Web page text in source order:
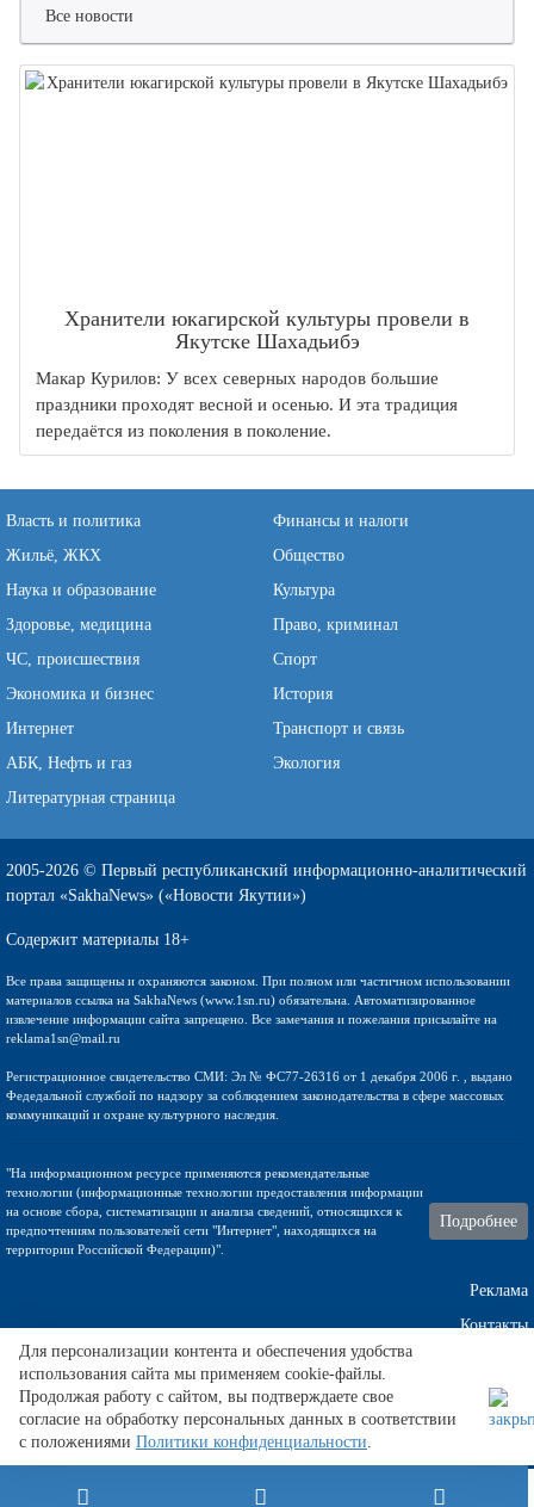
Все новости
Хранители юкагирской культуры провели в
Якутске Шахадьибэ
Макар Курилов: У всех северных народов большие
праздники проходят весной и осенью. И эта традиция
передаётся из поколения в поколение.
Власть и политика
Финансы и налоги
Жильё, ЖКХ
Общество
Наука и образование
Культура
Здоровье, медицина
Право, криминал
ЧС, происшествия
Спорт
Экономика и бизнес
История
Интернет
Транспорт и связь
АБК, Нефть и газ
Экология
Литературная страница
2005-2026 © Первый республиканский информационно-аналитический
портал «SakhaNews» («Новости Якутии»)
Содержит материалы 18+
Все права защищены и охраняются законом. При полном или частичном использовании
материалов ссылка на SakhaNews (www.1sn.ru) обязательна. Автоматизированное
извлечение информации сайта запрещено. Все замечания и пожелания присылайте на
reklama1sn@mail.ru
Регистрационное свидетельство СМИ: Эл № ФС77-26316 от 1 декабря 2006 г. , выдано
Федедальной службой по надзору за соблюдением законодательства в сфере массовых
коммуникаций и охране культурного наследия.
"На информационном ресурсе применяются рекомендательные
технологии (информационные технологии предоставления информации
на основе сбора, систематизации и анализа сведений, относящихся к
предпочтениям пользователей сети "Интернет", находящихся на
территории Российской Федерации)".
Подробнее
Реклама
Контакты
Техническа поддержка
Для персонализации контента и обеспечения удобства
использования сайта мы применяем cookie-файлы.
Продолжая работу с сайтом, вы подтверждаете свое
согласие на обработку персональных данных в соответствии
с положениями Политики конфиденциальности.